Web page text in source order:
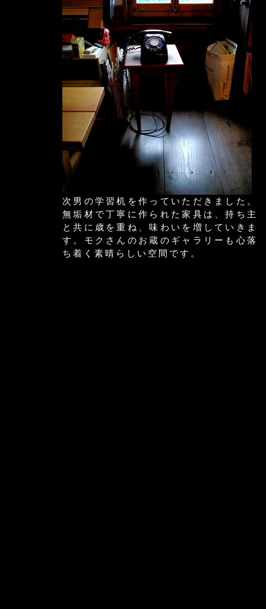
次男の学習机を作っていただきました。
無垢材で丁寧に作られた家具は、持ち主
と共に歳を重ね、味わいを増していきま
す。モクさんのお蔵のギャラリーも心落
ち着く素晴らしい空間です。